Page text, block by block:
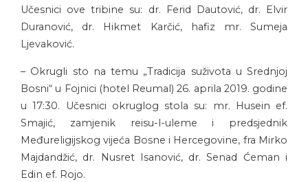
Učesnici ove tribine su: dr. Ferid Dautović, dr. Elvir
Duranović, dr. Hikmet Karčić, hafiz mr. Sumeja
Ljevaković.
– Okrugli sto na temu „Tradicija suživota u Srednjoj
Bosni“ u Fojnici (hotel Reumal) 26. aprila 2019. godine
u 17:30. Učesnici okruglog stola su: mr. Husein ef.
Smajić, zamjenik reisu-l-uleme i predsjednik
Međureligijskog vijeća Bosne i Hercegovine, fra Mirko
Majdandžić, dr. Nusret Isanović, dr. Senad Ćeman i
Edin ef. Rojo.